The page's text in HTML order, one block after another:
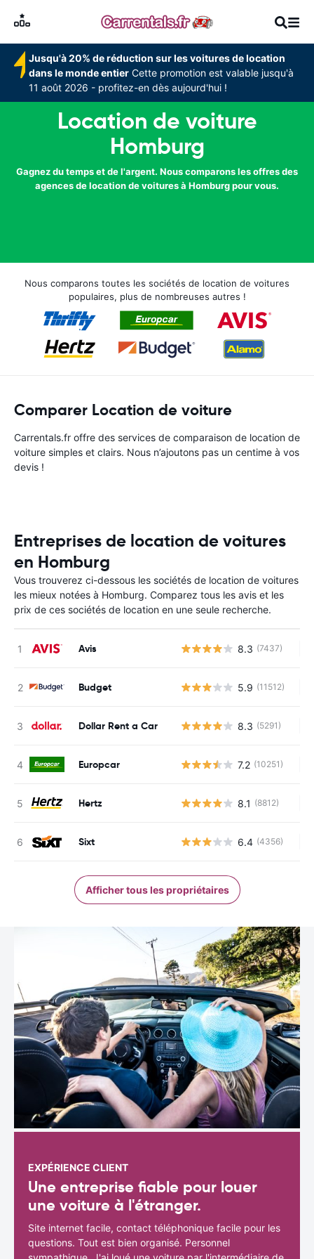
Jusqu'à 20% de réduction sur les voitures de location
dans le monde entier Cette promotion est valable jusqu'à
11 août 2026 - profitez-en dès aujourd'hui !
Location de voiture
Homburg
Gagnez du temps et de l'argent. Nous comparons les offres des
agences de location de voitures à Homburg pour vous.
Nous comparons toutes les sociétés de location de voitures
populaires, plus de nombreuses autres !
Comparer Location de voiture
Carrentals.fr offre des services de comparaison de location de
voiture simples et clairs. Nous n’ajoutons pas un centime à vos
devis !
Entreprises de location de voitures
en Homburg
Vous trouverez ci-dessous les sociétés de location de voitures
les mieux notées à Homburg. Comparez tous les avis et les
prix de ces sociétés de location en une seule recherche.
Avis 8.3 (7437)
Budget 5.9 (11512)
Dollar Rent a Car 8.3 (5291)
Europcar 7.2 (10251)
Hertz 8.1 (8812)
Sixt 6.4 (4356)
Afficher tous les propriétaires
EXPÉRIENCE CLIENT
Une entreprise fiable pour louer
une voiture à l'étranger.
Site internet facile, contact téléphonique facile pour les
questions. Tout est bien organisé. Personnel